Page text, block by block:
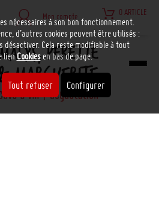
nécessaires à son bon fonctionnement.
d’autres cookies peuvent être utilisés :
désactiver. Cela reste modifiable à tout
lienCookiesen bas de page.
Tout refuser Configurer
0 ARTICLE
Mon compte